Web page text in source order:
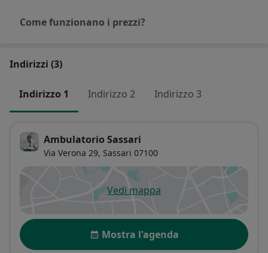
Come funzionano i prezzi?
Indirizzi (3)
Indirizzo 1 Indirizzo 2 Indirizzo 3
Ambulatorio Sassari
Via Verona 29, Sassari 07100
Vedi mappasi apre in una nuova scheda
Disponibilità
Mostra l'agenda